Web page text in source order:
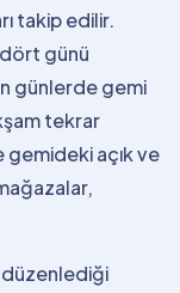
takip edilir.
günü
günlerde gemi
tekrar
gemideki açık ve
düzenlediği